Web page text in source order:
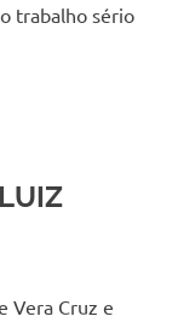
trabalho sério
Vera Cruz e